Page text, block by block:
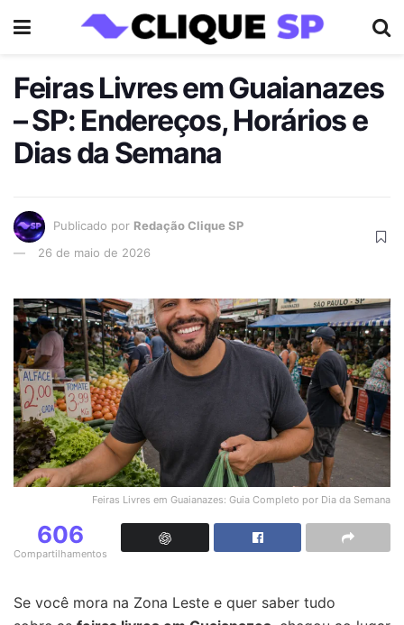
Feiras Livres em Guaianazes
– SP: Endereços, Horários e
Dias da Semana
Publicado por Redação Clique SP
26 de maio de 2026
Feiras Livres em Guaianazes: Guia Completo por Dia da Semana
606
Compartilhamentos
Se você mora na Zona Leste e quer saber tudo